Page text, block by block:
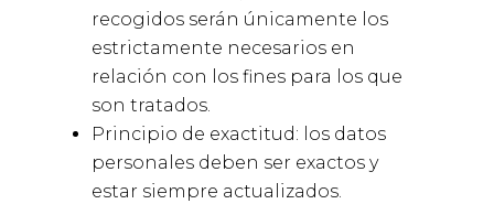
recogidos serán únicamente los
estrictamente necesarios en
relación con los fines para los que
son tratados.
Principio de exactitud: los datos
personales deben ser exactos y
estar siempre actualizados.